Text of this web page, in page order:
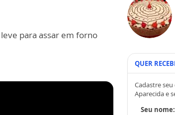
para assar em forno
QUER
Cadastre
Aparecida e
Seu nome: